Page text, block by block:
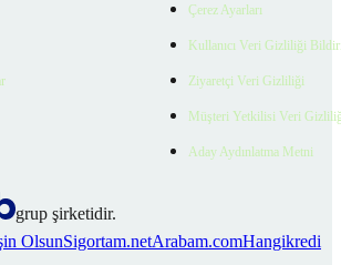
Çerez Ayarları
Kullanıcı Veri Gizliliği
Ziyaretçi Veri Gizliliği
Müşteri Yetkilisi Veri
Aday Aydınlatma Metni
grup şirketidir.
OlsunSigortam.netArabam.comHangikredi